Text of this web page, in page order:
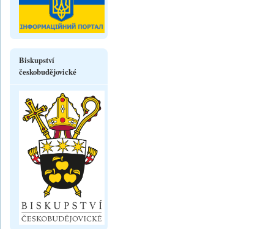
Biskupství
českobudějovické